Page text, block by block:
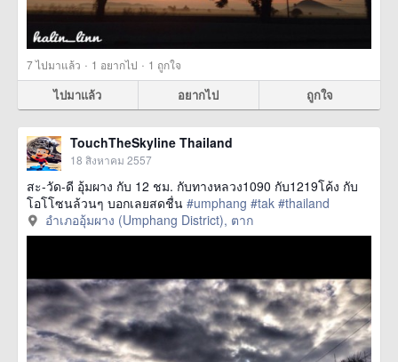
7ไปมาแล้ว · 1 อยากไป · 1 ถูกใจ
ไปมาแล้ว อยากไป ถูกใจ
TouchTheSkyline Thailand
18 สิงหาคม 2557
สะ-วัด-ดี อุ้มผาง กับ 12 ชม. กับทางหลวง1090 กับ1219โค้ง กับ
โอโโซนล้วนๆ บอกเลยสดชื่น #umphang #tak #thailand
อำเภออุ้มผาง (Umphang District), ตาก